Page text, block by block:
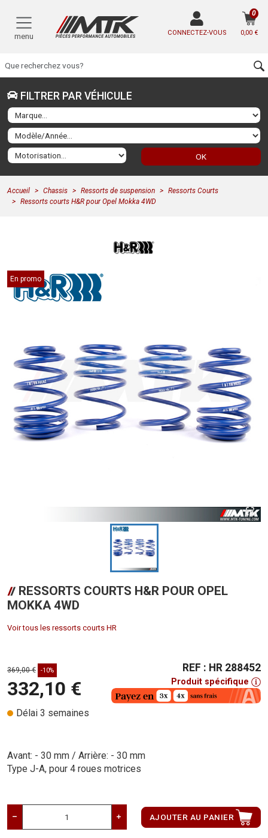
menu CONNECTEZ-VOUS 0,00 €
0
FILTRER PAR VÉHICULE
OK
Accueil Chassis Ressorts de suspension
Ressorts Courts
Ressorts courts H&R pour Opel Mokka 4WD
En promo
RESSORTS COURTS H&R POUR OPEL
MOKKA 4WD
Voir tous les ressorts courts HR
369,00 € -10%
332,10 €
Délai 3 semaines
REF : HR 288452
Produit spécifique
Avant: - 30 mm / Arrière: - 30 mm
Type J-A, pour 4 roues motrices
AJOUTER AU PANIER